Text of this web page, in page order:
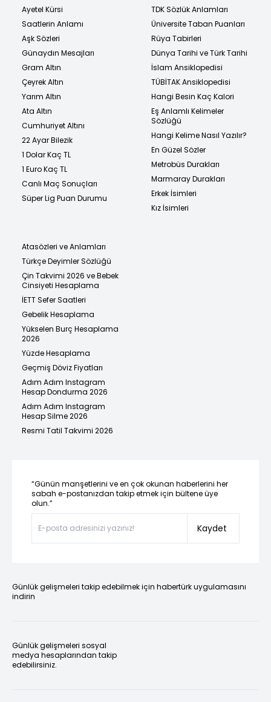
Ayetel Kürsi
Saatlerin Anlamı
Aşk Sözleri
Günaydın Mesajları
Gram Altın
Çeyrek Altın
Yarım Altın
Ata Altın
Cumhuriyet Altını
22 Ayar Bilezik
1 Dolar Kaç TL
1 Euro Kaç TL
Canlı Maç Sonuçları
Süper Lig Puan Durumu
TDK Sözlük Anlamları
Üniversite Taban Puanları
Rüya Tabirleri
Dünya Tarihi ve Türk Tarihi
İslam Ansiklopedisi
TÜBİTAK Ansiklopedisi
Hangi Besin Kaç Kalori
Eş Anlamlı Kelimeler
Sözlüğü
Hangi Kelime Nasıl Yazılır?
En Güzel Sözler
Metrobüs Durakları
Marmaray Durakları
Erkek İsimleri
Kız İsimleri
Atasözleri ve Anlamları
Türkçe Deyimler Sözlüğü
Çin Takvimi 2026 ve Bebek
Cinsiyeti Hesaplama
İETT Sefer Saatleri
Gebelik Hesaplama
Yükselen Burç Hesaplama
2026
Yüzde Hesaplama
Geçmiş Döviz Fiyatları
Adım Adım Instagram
Hesap Dondurma 2026
Adım Adım Instagram
Hesap Silme 2026
Resmi Tatil Takvimi 2026
“Günün manşetlerini ve en çok okunan haberlerini her
sabah e-postanızdan takip etmek için bültene üye
olun.”
Kaydet
Günlük gelişmeleri takip edebilmek için habertürk uygulamasını
indirin
Günlük gelişmeleri sosyal
medya hesaplarından takip
edebilirsiniz.